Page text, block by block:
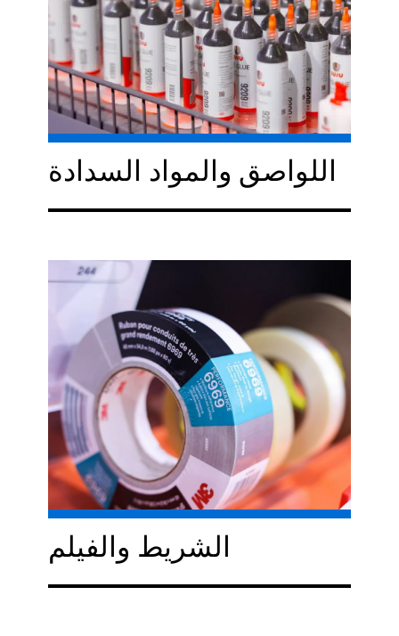
اللواصق والمواد السدادة
الشريط والفيلم